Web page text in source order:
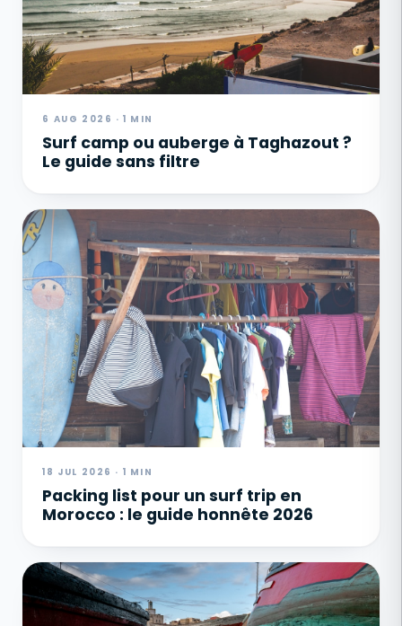
6 AUG 2026 · 1 MIN
Surf camp ou auberge à Taghazout ?
Le guide sans filtre
18 JUL 2026 · 1 MIN
Packing list pour un surf trip en
Morocco : le guide honnête 2026